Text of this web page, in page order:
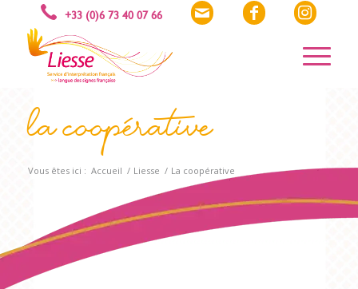
La coopérative
Vous êtes ici : Accueil / Liesse / La coopérative